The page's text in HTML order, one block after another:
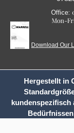
Office:
Mon-
Download Our
Hergestellt in
kundenspezifisch